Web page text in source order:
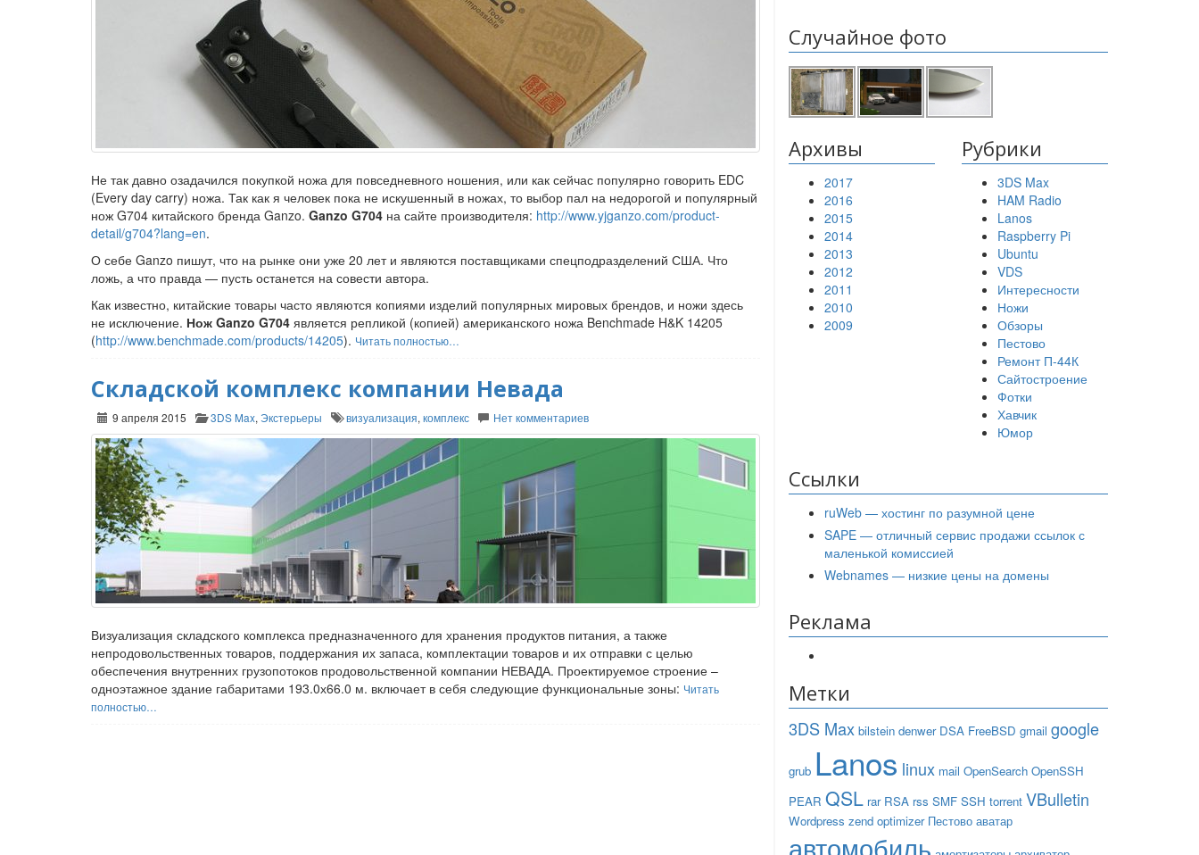
Не так давно озадачился покупкой ножа для повседневного ношения, или как сейчас популярно говорить EDC
(Every day carry) ножа. Так как я человек пока не искушенный в ножах, то выбор пал на недорогой и популярный
нож G704 китайского бренда Ganzo. Ganzo G704 на сайте производителя: http://www.yjganzo.com/product-
detail/g704?lang=en.
О себе Ganzo пишут, что на рынке они уже 20 лет и являются поставщиками спецподразделений США. Что
ложь, а что правда — пусть останется на совести автора.
Как известно, китайские товары часто являются копиями изделий популярных мировых брендов, и ножи здесь
не исключение. Нож Ganzo G704 является репликой (копией) американского ножа Benchmade H&K 14205
(http://www.benchmade.com/products/14205). Читать полностью…
Складской комплекс компании Невада
9 апреля 2015 3DS Max, Экстерьеры визуализация, комплекс Нет комментариев
Визуализация складского комплекса предназначенного для хранения продуктов питания, а также
непродовольственных товаров, поддержания их запаса, комплектации товаров и их отправки с целью
обеспечения внутренних грузопотоков продовольственной компании НЕВАДА. Проектируемое строение –
одноэтажное здание габаритами 193.0х66.0 м. включает в себя следующие функциональные зоны: Читать
полностью…
Случайное фото
Архивы
2017
2016
2015
2014
2013
2012
2011
2010
2009
Рубрики
3DS Max
HAM Radio
Lanos
Raspberry Pi
Ubuntu
VDS
Интересности
Ножи
Обзоры
Пестово
Ремонт П-44К
Сайтостроение
Фотки
Хавчик
Юмор
Ссылки
ruWeb — хостинг по разумной цене
SAPE — отличный сервис продажи ссылок с
маленькой комиссией
Webnames — низкие цены на домены
Реклама
Метки
3DS Max bilstein denwer DSA FreeBSD gmail google
grub Lanos linux mail OpenSearch OpenSSH
PEAR QSL rar RSA rss SMF SSH torrent VBulletin
Wordpress zend optimizer Пестово аватар
автомобиль